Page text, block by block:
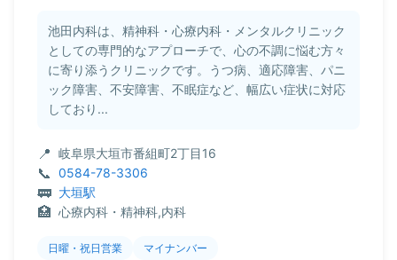
池田内科は、精神科・心療内科・メンタルクリニック
としての専門的なアプローチで、心の不調に悩む方々
に寄り添うクリニックです。うつ病、適応障害、パニ
ック障害、不安障害、不眠症など、幅広い症状に対応
しており...
岐阜県大垣市番組町2丁目16
0584-78-3306
大垣駅
心療内科・精神科,内科
日曜・祝日営業 マイナンバー